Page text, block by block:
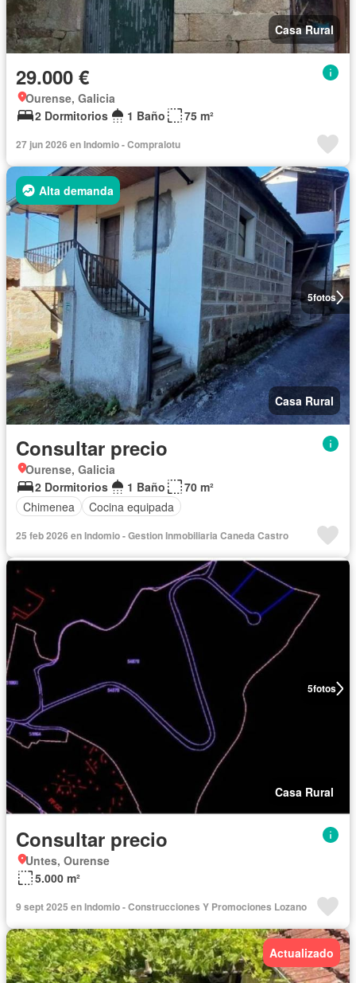
Casa Rural
29.000 €
Ourense, Galicia
2 Dormitorios
1 Baño 75 m²
27 jun 2026 en Indomio - Compralotu
5fotos
Alta demanda
Casa Rural
Consultar precio
Ourense, Galicia
2 Dormitorios
1 Baño
70 m²
Chimenea
Cocina equipada
25 feb 2026 en Indomio - Gestion Inmobiliaria Caneda Castro
5fotos
Casa Rural
Consultar precio
Untes, Ourense
5.000 m²
9 sept 2025 en Indomio - Construcciones Y Promociones Lozano
Actualizado